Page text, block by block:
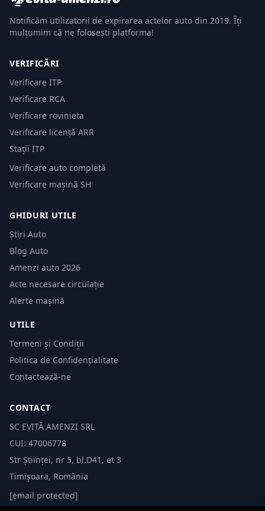
Notificăm utilizatorii de expirarea actelor auto din 2019. Îți
mulțumim că ne folosești platforma!
VERIFICĂRI
Verificare ITP
Verificare RCA
Verificare rovinieta
Verificare licență ARR
Stații ITP
Verificare auto completă
Verificare mașină SH
GHIDURI UTILE
Știri Auto
Blog Auto
Amenzi auto 2026
Acte necesare circulație
Alerte mașină
UTILE
Termeni și Condiții
Politica de Confidențialitate
Contactează-ne
CONTACT
SC EVITĂ AMENZI SRL
CUI: 47006778
Str Științei, nr 5, bl.D41, et 3
Timișoara, România
[email protected]